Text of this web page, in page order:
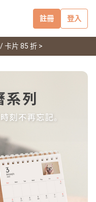
註冊 登入
卡片 85 折 >